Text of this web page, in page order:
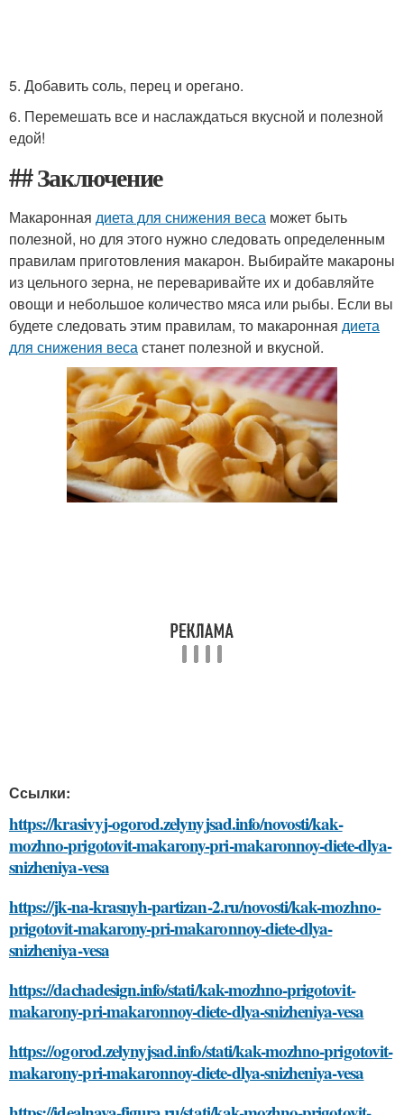
5. Добавить соль, перец и орегано.
6. Перемешать все и наслаждаться вкусной и полезной
едой!
## Заключение
Макаронная диета для снижения веса может быть
полезной, но для этого нужно следовать определенным
правилам приготовления макарон. Выбирайте макароны
из цельного зерна, не переваривайте их и добавляйте
овощи и небольшое количество мяса или рыбы. Если вы
будете следовать этим правилам, то макаронная диета
для снижения весастанет полезной и вкусной.
Ссылки:
https://krasivyj-ogorod.zelynyjsad.info/novosti/kak-
mozhno-prigotovit-makarony-pri-makaronnoy-diete-dlya-
snizheniya-vesa
https://jk-na-krasnyh-partizan-2.ru/novosti/kak-mozhno-
prigotovit-makarony-pri-makaronnoy-diete-dlya-
snizheniya-vesa
https://dachadesign.info/stati/kak-mozhno-prigotovit-
makarony-pri-makaronnoy-diete-dlya-snizheniya-vesa
https://ogorod.zelynyjsad.info/stati/kak-mozhno-prigotovit-
makarony-pri-makaronnoy-diete-dlya-snizheniya-vesa